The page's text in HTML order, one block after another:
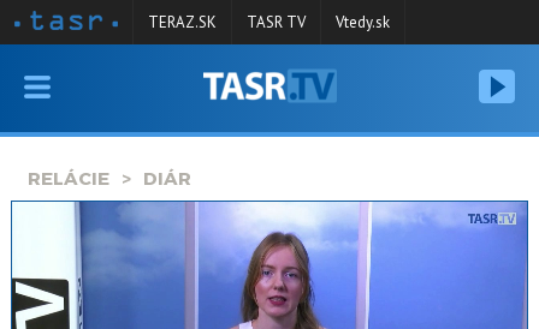
VYSIELANIE
SPRAVODAJSTVO
KONTAKT
ARCHÍV
TERAZ.SK TASR TV Vtedy.sk
RELÁCIE DIÁR